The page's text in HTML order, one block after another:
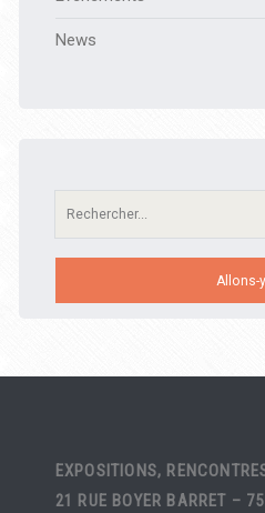
News
Recherche:
EXPOSITIONS,
21 RUE BOYER BARRET –